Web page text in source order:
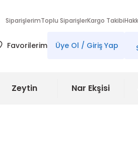
SiparişlerimToplu SiparişlerKargo Takibi
Favorilerim Üye Ol / Giriş Yap
Zeytin Nar Ekşisi